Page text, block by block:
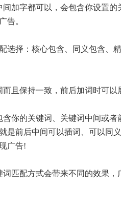
加字都可以，会包含你设置的
告。
择：核心包含、同义包含、
且保持一致，前后加词时可以
的关键词、关键词中间或者
是前后中间可以插词、可以同
广告!
匹配方式会带来不同的效果，